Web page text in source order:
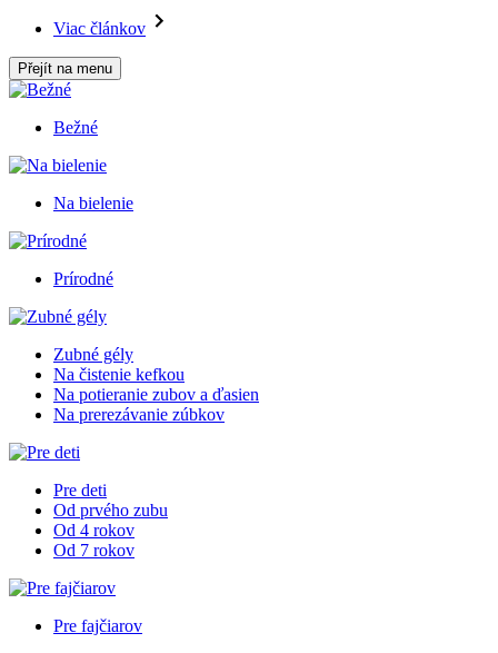
Viac článkov
Přejít na menu
Bežné
Na bielenie
Prírodné
Zubné gély
Na čistenie kefkou
Na potieranie zubov a ďasien
Na prerezávanie zúbkov
Pre deti
Od prvého zubu
Od 4 rokov
Od 7 rokov
Pre fajčiarov